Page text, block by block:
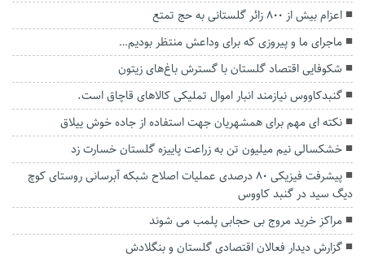
اعزام بیش از ۸۰۰ زائر گلستانی به حج تمتع
ماجرای ما و پیروزی که برای وداعش منتظر بودیم…
شکوفایی اقتصاد گلستان با گسترش باغ‌های زیتون
گنبدکاووس نیازمند انبار اموال تملیکی کالاهای قاچاق است.
نکته ای مهم برای همشهریان جهت استفاده از جاده خوش ییلاق
خشکسالی نیم میلیون تن به زراعت پاییزه گلستان خسارت زد
پیشرفت فیزیکی ۸۰ درصدی عملیات اصلاح شبکه آبرسانی روستای کوچ
دیگ سید در گنبد کاووس
مراکز خرید مروج بی حجابی پلمب می شوند
گزارش دیدار فعالان اقتصادی گلستان و بنگلادش